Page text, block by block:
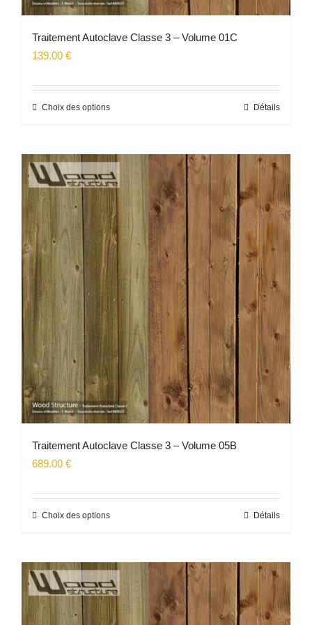
Traitement Autoclave Classe 3 – Volume 01C
139.00 €
Choix des optionsCe
plusieurs
variations.
options
peuvent
être
choisies
sur
la
page
du
produit
Détails
Traitement Autoclave Classe 3 – Volume 05B
689.00 €
Choix des optionsCe
plusieurs
variations.
Détails